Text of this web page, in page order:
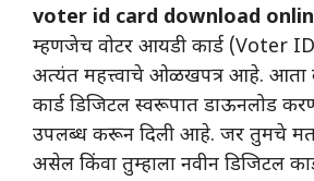
voter id card download
म्हणजेच वोटर आयडी कार्ड (Voter
अत्यंत महत्त्वाचे ओळखपत्र आहे. आता
कार्ड डिजिटल स्वरूपात डाऊनलोड
उपलब्ध करून दिली आहे. जर तुमचे
असेल किंवा तुम्हाला नवीन डिजिटल